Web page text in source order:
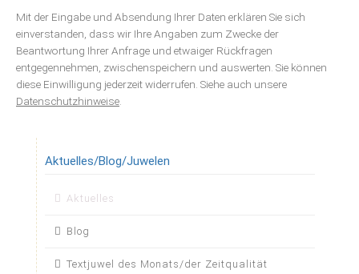
Mit der Eingabe und Absendung Ihrer Daten erklären Sie sich
einverstanden, dass wir Ihre Angaben zum Zwecke der
Beantwortung Ihrer Anfrage und etwaiger Rückfragen
entgegennehmen, zwischenspeichern und auswerten. Sie können
diese Einwilligung jederzeit widerrufen. Siehe auch unsere
Datenschutzhinweise
Aktuelles/Blog/Juwelen
Navigation
Aktuelles
Blog
Textjuwel des Monats/der Zeitqualität